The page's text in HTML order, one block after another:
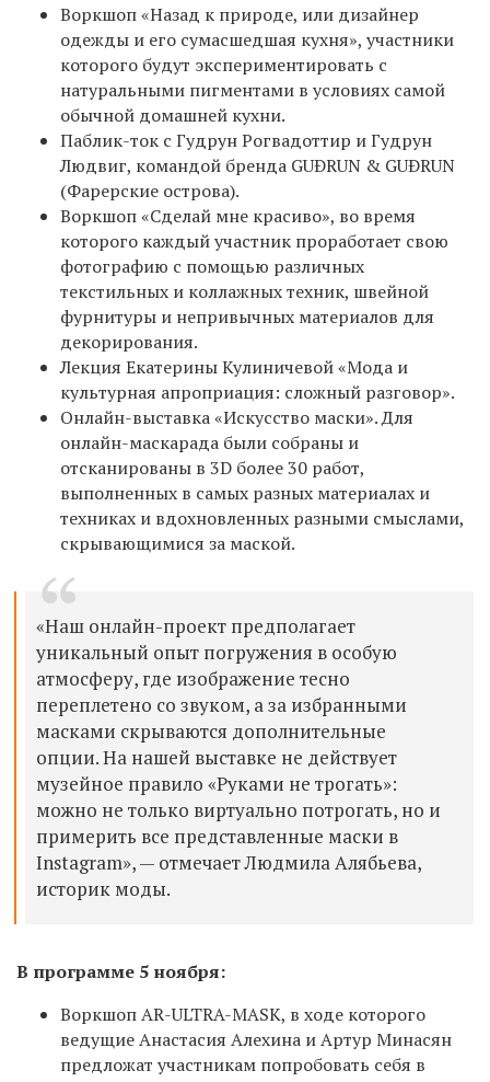
Воркшоп «Назад к природе, или дизайнер
одежды и его сумасшедшая кухня», участники
которого будут экспериментировать с
натуральными пигментами в условиях самой
обычной домашней кухни.
Паблик-ток с Гудрун Рогвадоттир и Гудрун
Людвиг, командой бренда GUÐRUN & GUÐRUN
(Фарерские острова).
Воркшоп «Сделай мне красиво», во время
которого каждый участник проработает свою
фотографию с помощью различных
текстильных и коллажных техник, швейной
фурнитуры и непривычных материалов для
декорирования.
Лекция Екатерины Кулиничевой «Мода и
культурная апроприация: сложный разговор».
Онлайн-выставка «Искусство маски». Для
онлайн-маскарада были собраны и
отсканированы в 3D более 30 работ,
выполненных в самых разных материалах и
техниках и вдохновленных разными смыслами,
скрывающимися за маской.
«Наш онлайн-проект предполагает
уникальный опыт погружения в особую
атмосферу, где изображение тесно
переплетено со звуком, а за избранными
масками скрываются дополнительные
опции. На нашей выставке не действует
музейное правило «Руками не трогать»:
можно не только виртуально потрогать, но и
примерить все представленные маски в
Instagram», — отмечает Людмила Алябьева,
историк моды.
В программе 5 ноября:
Воркшоп AR-ULTRA-MASK, в ходе которого
ведущие Анастасия Алехина и Артур Минасян
предложат участникам попробовать себя в